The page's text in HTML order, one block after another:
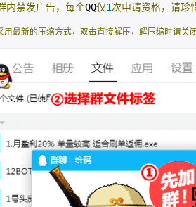
内禁发广告，每个QQ仅1次申请资格，请珍
用最新的压缩方式，双击直接解压，解压缩时请关